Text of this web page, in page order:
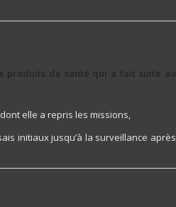
produits de santé qui a fait suite au
elle a repris les missions,
initiaux jusqu’à la surveillance après